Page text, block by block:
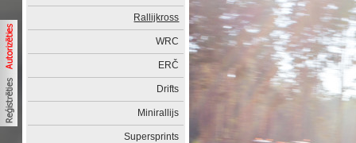
Rallijkross
WRC
ERČ
Drifts
Minirallijs
Supersprints